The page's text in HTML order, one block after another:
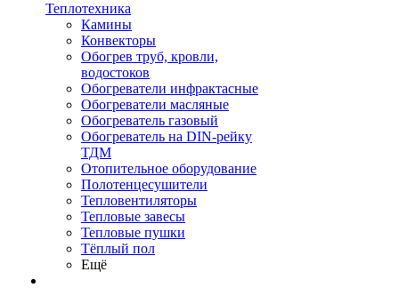
Теплотехника
Камины
Конвекторы
Обогрев труб, кровли,
водостоков
Обогреватели инфрактасные
Обогреватели масляные
Обогреватель газовый
Обогреватель на DIN-рейку
ТДМ
Отопительное оборудование
Полотенцесушители
Тепловентиляторы
Тепловые завесы
Тепловые пушки
Тёплый пол
Ещё